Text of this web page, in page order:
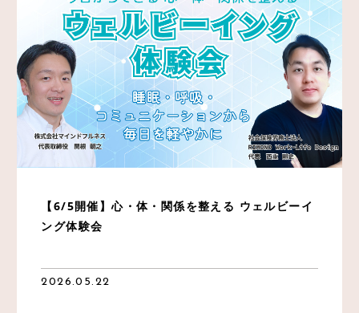
【6/5開催】心・体・関係を整える ウェルビーイ
ング体験会
2026.05.22